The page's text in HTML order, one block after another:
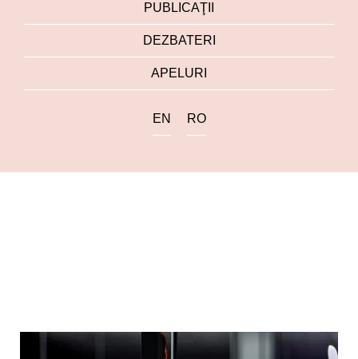
PUBLICAŢII
DEZBATERI
APELURI
EN RO